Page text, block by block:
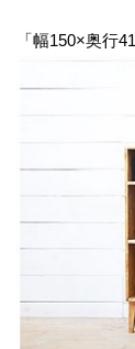
「幅150×奥行